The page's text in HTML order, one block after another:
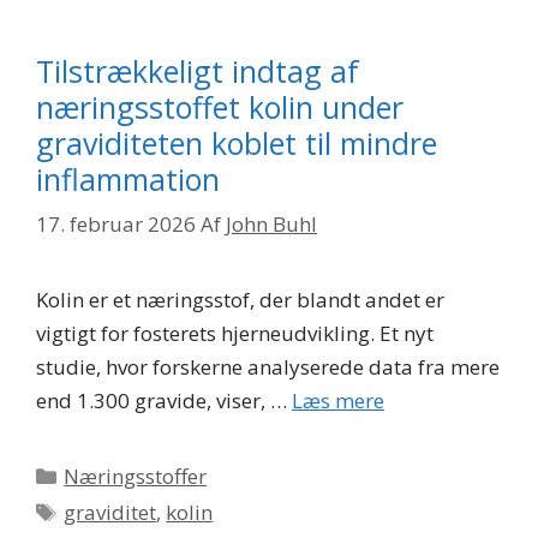
Tilstrækkeligt indtag af
næringsstoffet kolin under
graviditeten koblet til mindre
inflammation
17. februar 2026 Af John Buhl
Kolin er et næringsstof, der blandt andet er
vigtigt for fosterets hjerneudvikling. Et nyt
studie, hvor forskerne analyserede data fra mere
end 1.300 gravide, viser, … Læs mere
Kategorier
Næringsstoffer
Tags
graviditet, kolin